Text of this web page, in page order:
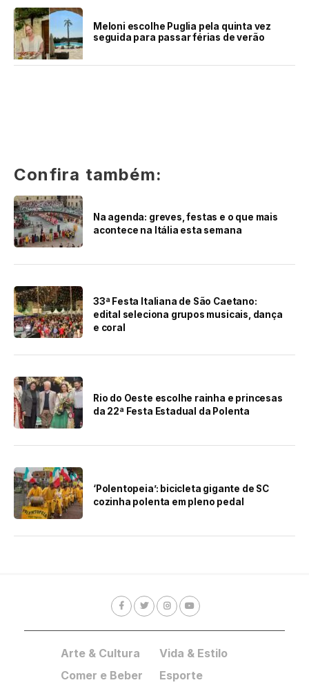
Meloni escolhe Puglia pela quinta vez
seguida para passar férias de verão
Confira também:
Na agenda: greves, festas e o que mais
acontece na Itália esta semana
33ª Festa Italiana de São Caetano:
edital seleciona grupos musicais, dança
e coral
Rio do Oeste escolhe rainha e princesas
da 22ª Festa Estadual da Polenta
‘Polentopeia’: bicicleta gigante de SC
cozinha polenta em pleno pedal
Arte & Cultura
Comer e Beber
Vida & Estilo
Esporte